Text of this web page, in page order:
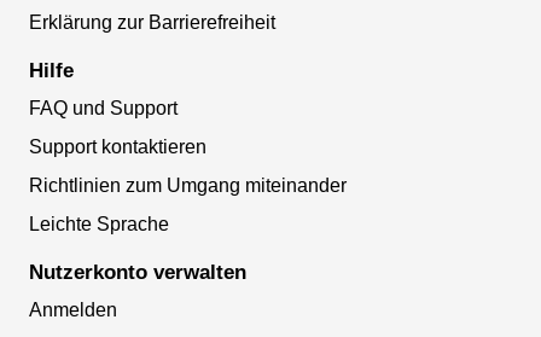
Erklärung zur Barrierefreiheit
Hilfe
FAQ und Support
Support kontaktieren
Richtlinien zum Umgang miteinander
Leichte Sprache
Nutzerkonto verwalten
Anmelden